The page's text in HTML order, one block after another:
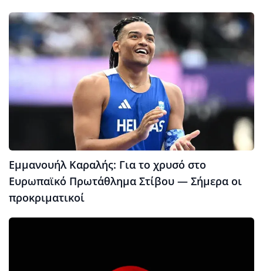
Εμμανουήλ Καραλής: Για το χρυσό στο
Ευρωπαϊκό Πρωτάθλημα Στίβου — Σήμερα οι
προκριματικοί